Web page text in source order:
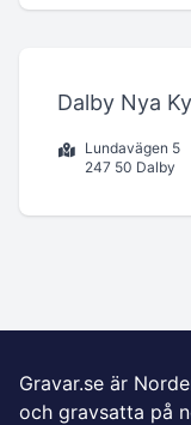
Dalby Nya
Lundavägen 5
247 50 Dalby
Gravar.se är
och gravsatta på